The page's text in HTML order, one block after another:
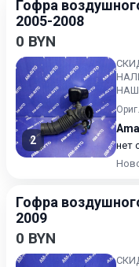
Гофра
2005-2008
0 BYN
2
нет
Гофра
2009
0 BYN